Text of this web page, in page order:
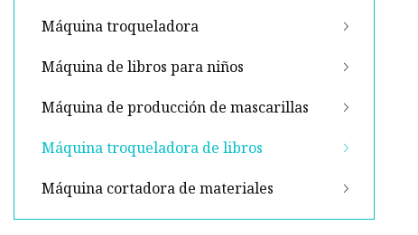
Máquina troqueladora
Máquina de libros para niños
Máquina de producción de mascarillas
Máquina troqueladora de libros
Máquina cortadora de materiales